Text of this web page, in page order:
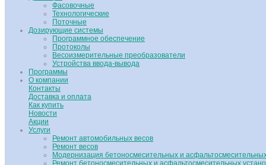
Фасовочные
Технологические
Поточные
Дозирующие системы
Программное обеспечение
Протоколы
Весоизмерительные преобразователи
Устройства ввода-вывода
Программы
О компании
Контакты
Доставка и оплата
Как купить
Новости
Акции
Услуги
Ремонт автомобильных весов
Ремонт весов
Модернизация бетоносмесительных и
Ремонт бетоносмесительных и асфальтосмесительных